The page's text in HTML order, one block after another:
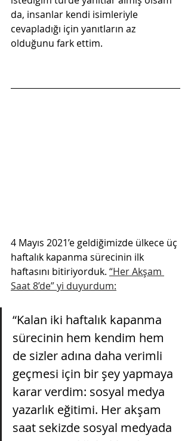
da, insanlar kendi isimleriyle
cevapladığı için yanıtların az
olduğunu fark ettim.
4 Mayıs 2021’e geldiğimizde ülkece üç
haftalık kapanma sürecinin ilk
haftasını bitiriyorduk. “Her Akşam
Saat 8’de” yi duyurdum:
“Kalan iki haftalık kapanma
sürecinin hem kendim hem
de sizler adına daha verimli
geçmesi için bir şey yapmaya
karar verdim: sosyal medya
yazarlık eğitimi. Her akşam
saat sekizde sosyal medyada